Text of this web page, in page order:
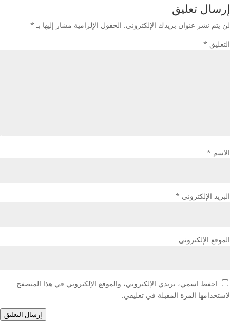
إرسال تعليق
لن يتم نشر عنوان بريدك الإلكتروني. الحقول الإلزامية مشار إليها بـ *
التعليق *
الاسم *
البريد الإلكتروني *
الموقع الإلكتروني
احفظ اسمي، بريدي الإلكتروني، والموقع الإلكتروني في هذا المتصفح
لاستخدامها المرة المقبلة في تعليقي.
إرسال التعليق